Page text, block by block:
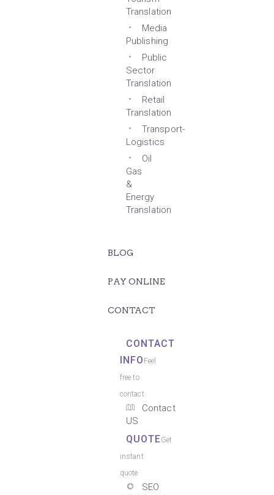
Translation
Media
Publishing
Public
Sector
Translation
Retail
Translation
Transport-
Logistics
Oil
Gas
&
Energy
Translation
BLOG
PAY ONLINE
CONTACT
CONTACT
INFO Feel
free to
contact.
Contact
US
QUOTEGet
instant
quote.
SEO